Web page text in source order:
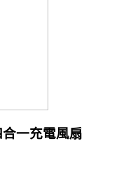
一充電風扇